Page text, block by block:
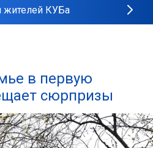
жителей КУБа
в первую
сюрпризы